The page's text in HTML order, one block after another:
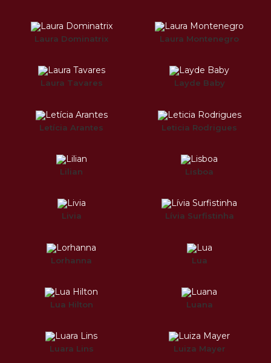
Laura Dominatrix Laura Montenegro
Laura Tavares Layde Baby
Letícia Arantes Leticia Rodrigues
Lilian Lisboa
Livia Lívia Surfistinha
Lorhanna Lua
Lua Hilton Luana
Luara Lins Luiza Mayer